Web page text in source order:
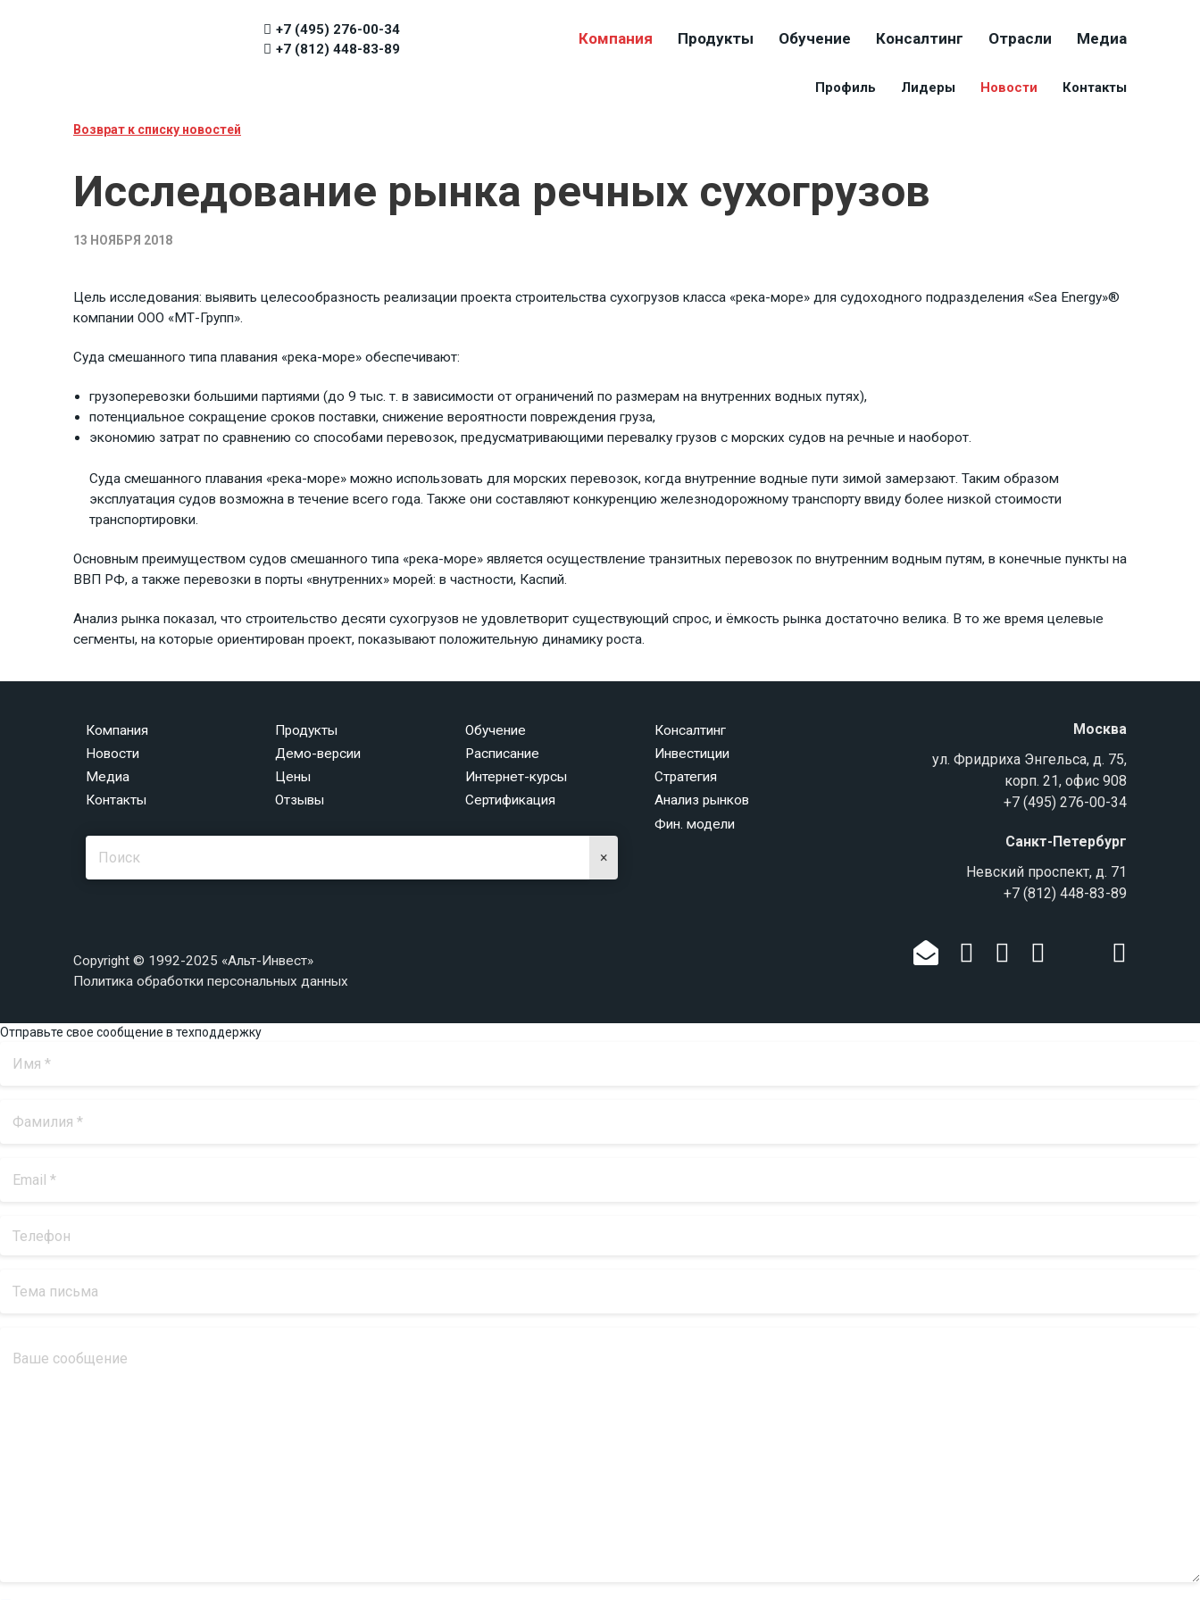
+7 (495) 276-00-34
+7 (812) 448-83-89
Компания Продукты Обучение Консалтинг Отрасли Медиа
Профиль Лидеры Новости Контакты
Возврат к списку новостей
Исследование рынка речных сухогрузов
13 НОЯБРЯ 2018
Цель исследования: выявить целесообразность реализации проекта строительства сухогрузов класса «река-море» для судоходного подразделения «Sea Energy»®
компании ООО «МТ-Групп».
Cуда смешанного типа плавания «река-море» обеспечивают:
грузоперевозки большими партиями (до 9 тыс. т. в зависимости от ограничений по размерам на внутренних водных путях),
потенциальное сокращение сроков поставки, снижение вероятности повреждения груза,
экономию затрат по сравнению со способами перевозок, предусматривающими перевалку грузов с морских судов на речные и наоборот.
Суда смешанного плавания «река-море» можно использовать для морских перевозок, когда внутренние водные пути зимой замерзают. Таким образом
эксплуатация судов возможна в течение всего года. Также они составляют конкуренцию железнодорожному транспорту ввиду более низкой стоимости
транспортировки.
Основным преимуществом судов смешанного типа «река-море» является осуществление транзитных перевозок по внутренним водным путям, в конечные пункты на
ВВП РФ, а также перевозки в порты «внутренних» морей: в частности, Каспий.
Анализ рынка показал, что строительство десяти сухогрузов не удовлетворит существующий спрос, и ёмкость рынка достаточно велика. В то же время целевые
сегменты, на которые ориентирован проект, показывают положительную динамику роста.
Компания
Новости
Медиа
Контакты
Продукты
Демо-версии
Цены
Отзывы
Обучение
Расписание
Интернет-курсы
Сертификация
Консалтинг
Инвестиции
Стратегия
Анализ рынков
Фин. модели
×
Москва
ул. Фридриха Энгельса, д. 75,
корп. 21, офис 908
+7 (495) 276-00-34
Санкт-Петербург
Невский проспект, д. 71
+7 (812) 448-83-89
Copyright © 1992-2025 «Альт-Инвест»
Политика обработки персональных данных
Отправьте свое сообщение в техподдержку